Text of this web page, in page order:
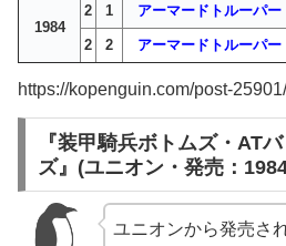
1984
2 1 アーマードトルーパ
2 2 アーマードトルーパ
https://kopenguin.com/post-25901/
『装甲騎兵ボトムズ・AT
ズ』(ユニオン・発売：
ユニオンから発売さ